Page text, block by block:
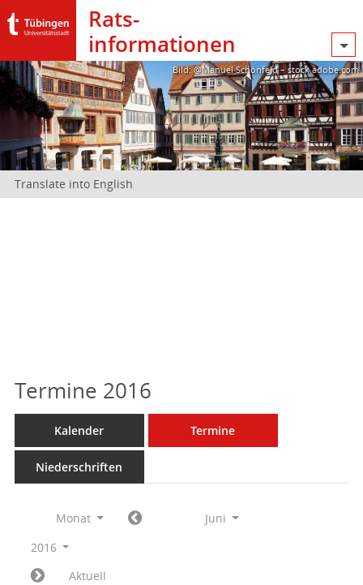
Rats­
informationen
Bild: @Manuel Schönfeld – stock.adobe.com
Translate into English
Termine 2016
Kalender Termine
Niederschriften
Monat
Juni
2016
Aktuell